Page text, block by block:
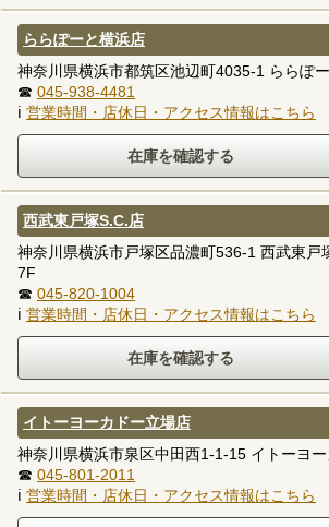
ららぽーと横浜店
神奈川県横浜市都筑区池辺町4035-1 ららぽ
☎ 045-938-4481
ℹ 営業時間・店休日・アクセス情報はこちら
西武東戸塚S.C.店
神奈川県横浜市戸塚区品濃町536-1 西武東戸
7F
☎ 045-820-1004
ℹ 営業時間・店休日・アクセス情報はこちら
イトーヨーカドー立場店
神奈川県横浜市泉区中田西1-1-15 イトーヨ
☎ 045-801-2011
ℹ 営業時間・店休日・アクセス情報はこちら